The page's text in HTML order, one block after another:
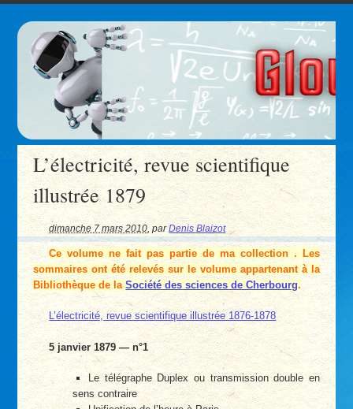
L’électricité, revue scientifique
illustrée 1879
dimanche 7 mars 2010,parDenis Blaizot
Ce volume ne fait pas partie de ma collection . Les
sommaires ont été relevés sur le volume appartenant à la
Bibliothèque de laSociété des sciences de Cherbourg.
L’électricité, revue scientifique illustrée 1876-1878
5 janvier 1879 — n°1
Le télégraphe Duplex ou transmission double en
sens contraire